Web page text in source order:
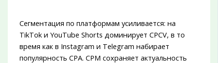
Сегментация по платформам усиливается: на
TikTok и YouTube Shorts доминирует CPCV, в то
время как в Instagram и Telegram набирает
популярность CPA. CPM сохраняет актуальность